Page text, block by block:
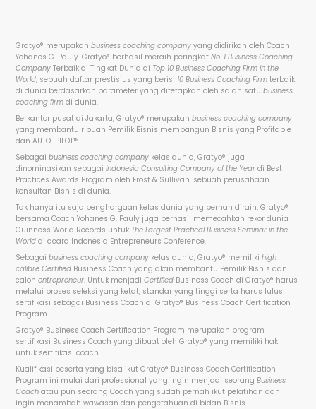
Gratyo® merupakanbusiness coaching company yang didirikan oleh Coach
Yohanes G. Pauly. Gratyo® berhasil meraih peringkatNo. 1 Business Coaching
Company Terbaik di Tingkat Dunia di Top 10 Business Coaching Firm in the
World, sebuah daftar prestisius yang berisi 10 Business Coaching Firm terbaik
di dunia berdasarkan parameter yang ditetapkan oleh salah satubusiness
coaching firm di dunia.
Berkantor pusat di Jakarta, Gratyo® merupakanbusiness coaching company
yang membantu ribuan Pemilik Bisnis membangun Bisnis yang Profitable
dan AUTO-PILOT™.
Sebagaibusiness coaching company kelas dunia, Gratyo® juga
dinominasikan sebagaiIndonesia Consulting Company of the Year di Best
Practices Awards Program oleh Frost & Sullivan, sebuah perusahaan
konsultan Bisnis di dunia.
Tak hanya itu saja penghargaan kelas dunia yang pernah diraih, Gratyo®
bersama Coach Yohanes G. Pauly juga berhasil memecahkan rekor dunia
Guinness World Records untuk The Largest Practical Business Seminar in the
World di acara Indonesia Entrepreneurs Conference.
Sebagaibusiness coaching company kelas dunia, Gratyo® memilikihigh
calibre Certified Business Coach yang akan membantu Pemilik Bisnis dan
calonentrepreneur. Untuk menjadiCertified Business Coach di Gratyo® harus
melalui proses seleksi yang ketat, standar yang tinggi serta harus lulus
sertifikasi sebagai Business Coach di Gratyo® Business Coach Certification
Program.
Gratyo® Business Coach Certification Program merupakan program
sertifikasi Business Coach yang dibuat oleh Gratyo® yang memiliki hak
untuk sertifikasi coach.
Kualifikasi peserta yang bisa ikut Gratyo® Business Coach Certification
Program ini mulai dari professional yang ingin menjadi seorangBusiness
Coach atau pun seorang Coach yang sudah pernah ikut pelatihan dan
ingin menambah wawasan dan pengetahuan di bidan Bisnis.